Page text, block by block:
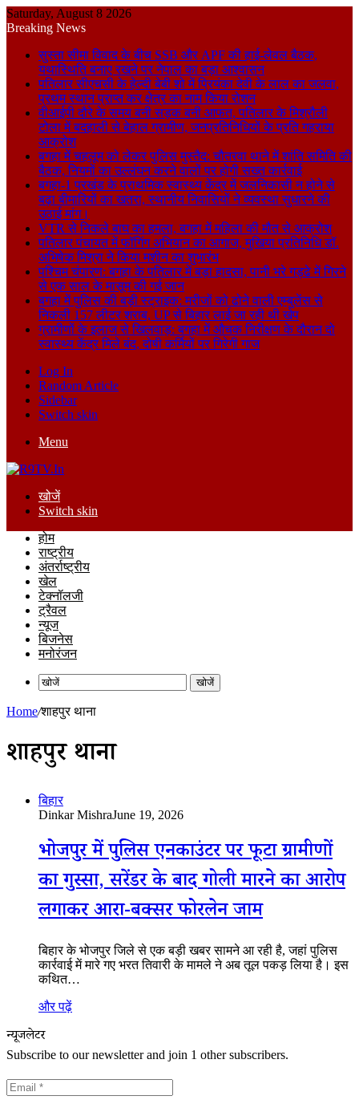
Saturday, August 8 2026
Breaking News
सुस्ता सीमा विवाद के बीच SSB और APF की हाई-लेवल बैठक,
यथास्थिति बनाए रखने पर नेपाल का बड़ा आश्वासन
पतिलार सीएचसी के हेल्दी बेबी शो में प्रियंका देवी के लाल का जलवा,
प्रथम स्थान प्राप्त कर क्षेत्र का नाम किया रोशन
वीआईपी दौरे के समय बनी सड़क बनी आफत, पतिलार के मिश्रौली
टोला में बदहाली से बेहाल ग्रामीण, जनप्रतिनिधियों के प्रति गहराया
आक्रोश
बगहा में चहलूम को लेकर पुलिस मुस्तैद: चौतरवा थाने में शांति समिति की
बैठक, नियमों का उल्लंघन करने वालों पर होगी सख्त कार्रवाई
बगहा-1 प्रखंड के प्राथमिक स्वास्थ्य केंद्र में जलनिकासी न होने से
बढ़ा बीमारियों का खतरा, स्थानीय निवासियों ने व्यवस्था सुधारने की
उठाई मांग।
VTR से निकले बाघ का हमला, बगहा में महिला की मौत से आक्रोश
पतिलार पंचायत में फॉगिंग अभियान का आगाज, मुखिया प्रतिनिधि डॉ.
अभिषेक मिश्रा ने किया मशीन का शुभारंभ
पश्चिम चंपारण: बगहा के पतिलार में बड़ा हादसा, पानी भरे गड्ढे में गिरने
से एक साल के मासूम की गई जान
बगहा में पुलिस की बड़ी स्ट्राइक: मरीजों को ढोने वाली एम्बुलेंस से
निकली 157 लीटर शराब, UP से बिहार लाई जा रही थी खेप
ग्रामीणों के इलाज से खिलवाड़: बगहा में औचक निरीक्षण के दौरान दो
स्वास्थ्य केंद्र मिले बंद, दोषी कर्मियों पर गिरेगी गाज
Log In
Random Article
Sidebar
Switch skin
Menu
खोजें
Switch skin
होम
राष्ट्रीय
अंतर्राष्ट्रीय
खेल
टेक्नॉलजी
ट्रैवल
न्यूज
बिजनेस
मनोरंजन
खोजें
Home/शाहपुर थाना
शाहपुर थाना
बिहार
Dinkar MishraJune 19, 2026
भोजपुर में पुलिस एनकाउंटर पर फूटा ग्रामीणों
का गुस्सा, सरेंडर के बाद गोली मारने का आरोप
लगाकर आरा-बक्सर फोरलेन जाम
बिहार के भोजपुर जिले से एक बड़ी खबर सामने आ रही है, जहां पुलिस
कार्रवाई में मारे गए भरत तिवारी के मामले ने अब तूल पकड़ लिया है। इस
कथित…
और पढ़ें
न्यूजलेटर
Subscribe to our newsletter and join 1 other subscribers.